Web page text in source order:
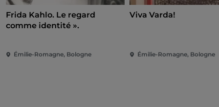
Frida Kahlo. Le regard
comme identité ».
Émilie-Romagne, Bologne
Viva Varda!
Émilie-Romagne, Bologne